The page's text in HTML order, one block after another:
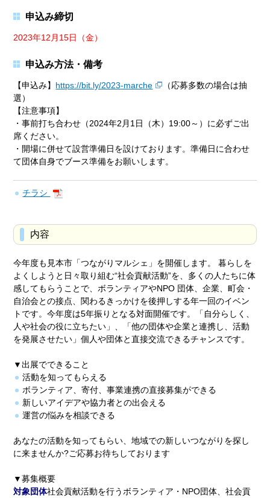
申込み締切
2023年12月15日（金）
申込み方法・備考
【申込み】 https://bit.ly/2023-marche
（応募多数の場合は抽
選）
【注意事項】
・事前打ち合わせ（2024年2月1日（木）19:00～）に必ずご出
席ください。
・開場に併せて設営準備日を設けております。準備日に合わせ
て団体自身でブース準備をお願いします。
チラシ
内容
今年度も見本市「つながりマルシェ」を開催します。 暮らしを
よくしようと日々取り組む“社会貢献活動”を、多くの人たちに体
感してもらうことで、ボランティアやNPO 団体、企業、町会・
自治会との接点、関わるきっかけを後押しする年一回のイベン
トです。今年度は5年振りとなる対面開催です。「自分らしく、
人や社会の役に立ちたい」、「他の団体や企業と連携し、活動
を発展させたい」個人や団体と直接交流できるチャンスです。
▼出展でできること
活動を知ってもらえる
ボランティア、寄付、事業連携の直接募集ができる
新しいアイデアや協力者との出会える
運営の悩みを相談できる
あなたの活動を知ってもらい、地域での新しいつながりを探し
に来ませんか?ご応募お待ちしております
▼募集概要
対象団体社会貢献活動を行うボランティア・NPO団体、社会貢